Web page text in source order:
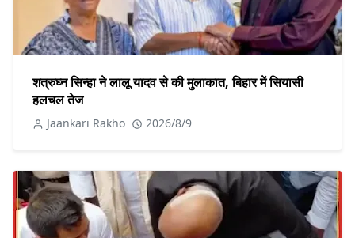
शत्रुघ्न सिन्हा ने लालू यादव से की मुलाकात, बिहार में सियासी
हलचल तेज
Jaankari Rakho 2026/8/9